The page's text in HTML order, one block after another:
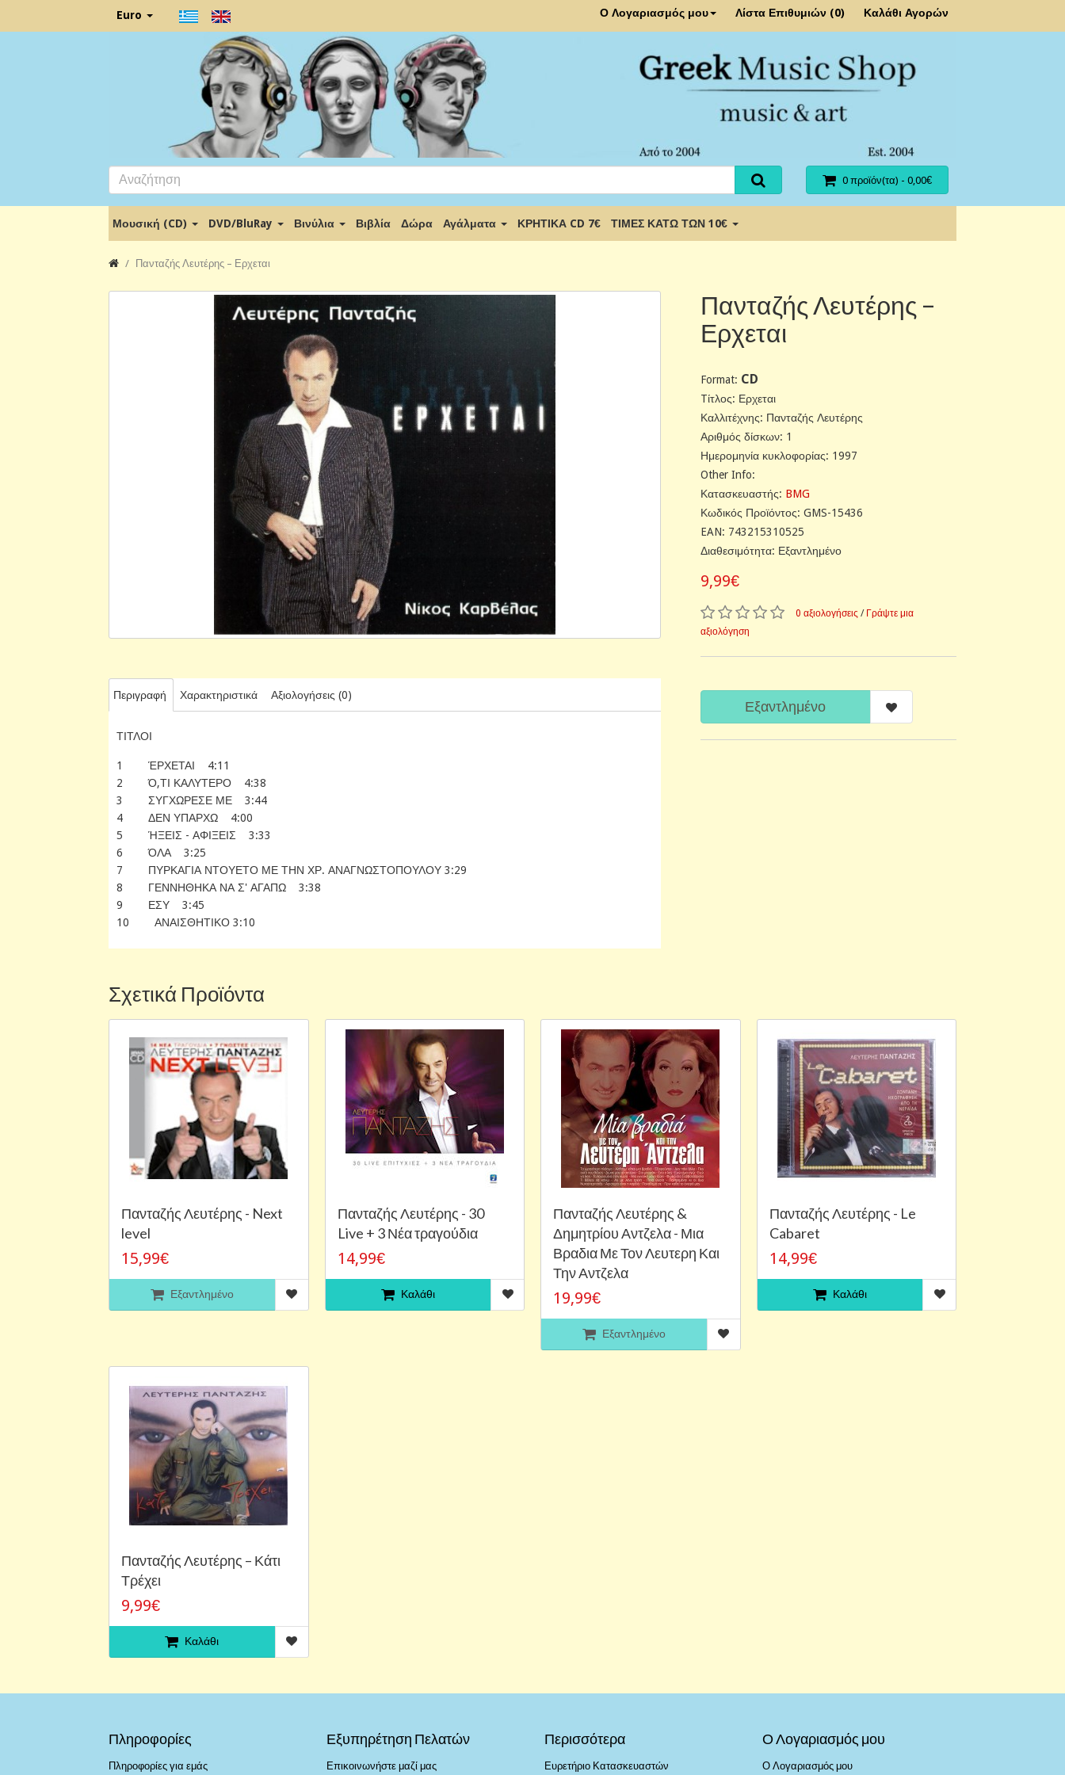
Euro Ο Λογαριασμός μου Λίστα Επιθυμιών (0) Καλάθι Αγορών
0 προϊόν(τα) - 0,00€
Μουσική (CD) DVD/BluRay Βινύλια Βιβλία Δώρα Αγάλματα ΚΡΗΤΙΚΑ CD 7€ ΤΙΜΕΣ ΚΑΤΩ ΤΩΝ 10€
Πανταζής Λευτέρης ‎– Ερχεται
Περιγραφή Χαρακτηριστικά Αξιολογήσεις (0)
ΤΙΤΛΟΙ
1 ΈΡΧΕΤΑΙ 4:11
2 Ό,ΤΙ ΚΑΛΥΤΕΡΟ 4:38
3 ΣΥΓΧΩΡΕΣΕ ΜΕ 3:44
4 ΔΕΝ ΥΠΑΡΧΩ 4:00
5 ΉΞΕΙΣ - ΑΦΙΞΕΙΣ 3:33
6 ΌΛΑ 3:25
7 ΠΥΡΚΑΓΙΑ ΝΤΟΥΕΤΟ ΜΕ ΤΗΝ ΧΡ. ΑΝΑΓΝΩΣΤΟΠΟΥΛΟΥ 3:29
8 ΓΕΝΝΗΘΗΚΑ ΝΑ Σ' ΑΓΑΠΩ 3:38
9 ΕΣΥ 3:45
10 ΑΝΑΙΣΘΗΤΙΚΟ 3:10
Πανταζής Λευτέρης ‎–
Ερχεται
Format: CD
Tίτλος: Ερχεται
Καλλιτέχνης: Πανταζής Λευτέρης
Αριθμός δίσκων: 1
Ημερομηνία κυκλοφορίας: 1997
Other Info:
Κατασκευαστής: BMG
Κωδικός Προϊόντος: GMS-15436
EAN: 743215310525
Διαθεσιμότητα: Εξαντλημένο
9,99€
0 αξιολογήσεις / Γράψτε μια
αξιολόγηση
Εξαντλημένο
Σχετικά Προϊόντα
Πανταζής Λευτέρης - Next
level
15,99€
Εξαντλημένο
Πανταζής Λευτέρης - 30
Live + 3 Νέα τραγούδια
14,99€
Καλάθι
Πανταζής Λευτέρης &
Δημητρίου Αντζελα - Μια
Βραδια Με Τον Λευτερη Και
Την Αντζελα
19,99€
Εξαντλημένο
Πανταζής Λευτέρης - Le
Cabaret
14,99€
Καλάθι
Πανταζής Λευτέρης ‎– Κάτι
Τρέχει
9,99€
Καλάθι
Πληροφορίες
Πληροφορίες για εμάς
Εξυπηρέτηση Πελατών
Επικοινωνήστε μαζί μας
Περισσότερα
Ευρετήριο Κατασκευαστών
Ο Λογαριασμός μου
Ο Λογαριασμός μου